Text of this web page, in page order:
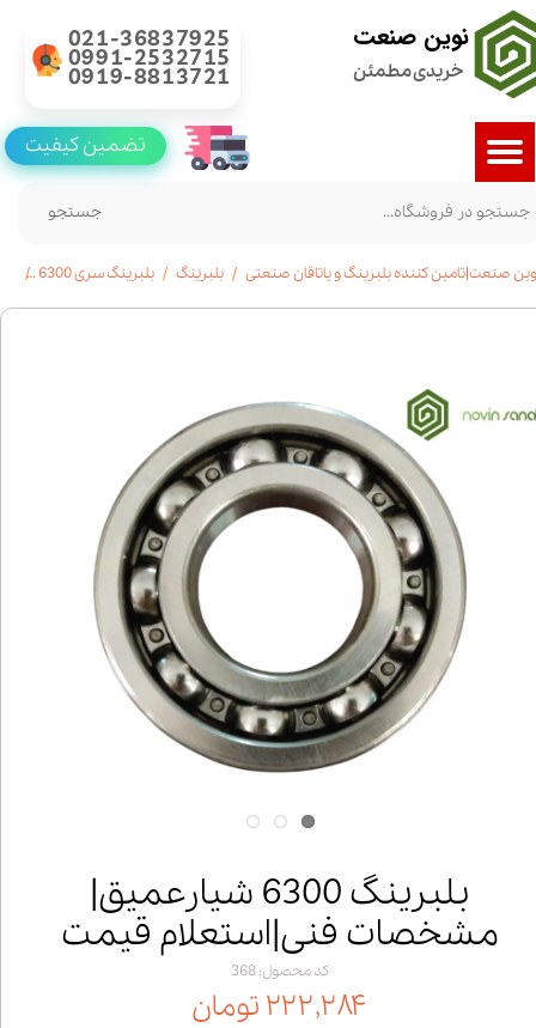
نوین صنعت
خریدی مطمئن
021-36837925
0991-2532715
0919-8813721
جستجو
تضمین کیفیت
صنعت|تامین کننده بلبرینگ و یاتاقان صنعتی بلبرینگ بلبرینگ سری 6300
بلبرینگ 6300 شیارعمیق|
مشخصات فنی|استعلام قیمت
کد محصول: 368
۲۲۲,۲۸۴ تومان